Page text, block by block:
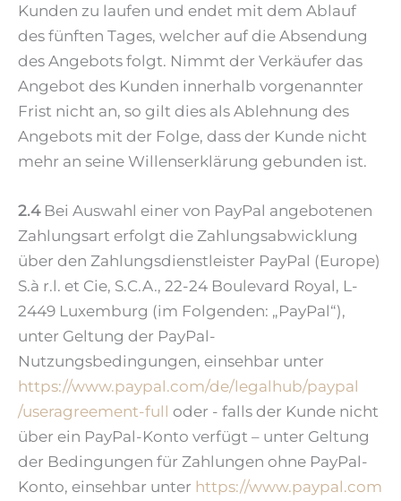
Kunden zu laufen und endet mit dem Ablauf
des fünften Tages, welcher auf die Absendung
des Angebots folgt. Nimmt der Verkäufer das
Angebot des Kunden innerhalb vorgenannter
Frist nicht an, so gilt dies als Ablehnung des
Angebots mit der Folge, dass der Kunde nicht
mehr an seine Willenserklärung gebunden ist.
2.4Bei Auswahl einer von PayPal angebotenen
Zahlungsart erfolgt die Zahlungsabwicklung
über den Zahlungsdienstleister PayPal (Europe)
S.à r.l. et Cie, S.C.A., 22-24 Boulevard Royal, L-
2449 Luxemburg (im Folgenden: „PayPal“),
unter Geltung der PayPal-
Nutzungsbedingungen, einsehbar unter
https://www.paypal.com/de/legalhub/paypal
/useragreement-full oder - falls der Kunde nicht
über ein PayPal-Konto verfügt – unter Geltung
der Bedingungen für Zahlungen ohne PayPal-
Konto, einsehbar unter https://www.paypal.com